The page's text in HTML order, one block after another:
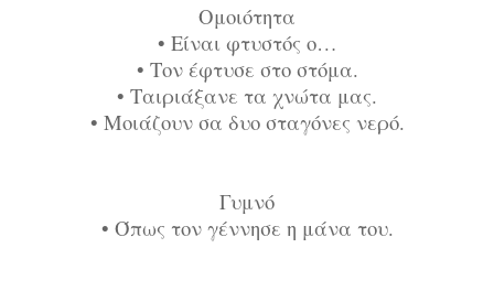
Ομοιότητα
• Είναι φτυστός ο…
• Τον έφτυσε στο στόμα.
• Ταιριάξανε τα χνώτα μας.
• Μοιάζουν σα δυο σταγόνες νερό.
Γυμνό
• Όπως τον γέννησε η μάνα του.